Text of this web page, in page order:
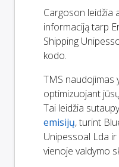
Cargoson leidžia
informaciją tarp
Shipping
kodo.
TMS naudojimas
optimizuojant
Tai leidžia
emisijų, turint
Unipessoal Lda
vienoje valdymo